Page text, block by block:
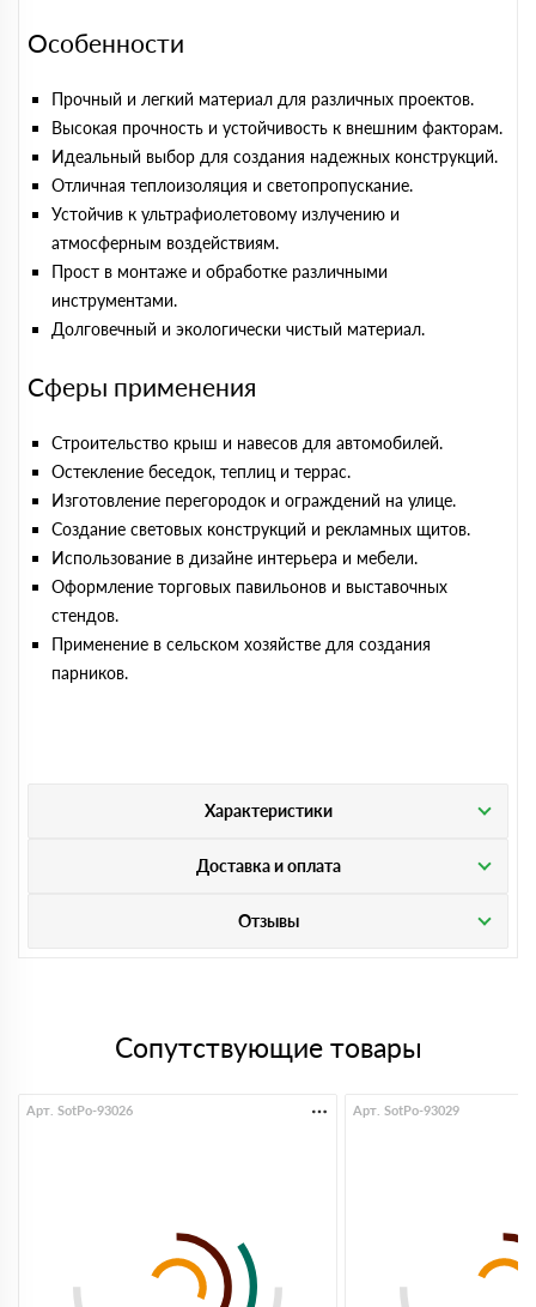
Особенности
Прочный и легкий материал для различных проектов.
Высокая прочность и устойчивость к внешним факторам.
Идеальный выбор для создания надежных конструкций.
Отличная теплоизоляция и светопропускание.
Устойчив к ультрафиолетовому излучению и
атмосферным воздействиям.
Прост в монтаже и обработке различными
инструментами.
Долговечный и экологически чистый материал.
Сферы применения
Строительство крыш и навесов для автомобилей.
Остекление беседок, теплиц и террас.
Изготовление перегородок и ограждений на улице.
Создание световых конструкций и рекламных щитов.
Использование в дизайне интерьера и мебели.
Оформление торговых павильонов и выставочных
стендов.
Применение в сельском хозяйстве для создания
парников.
Характеристики
Доставка и оплата
Отзывы
Сопутствующие товары
Арт. SotPo-93026 Арт. SotPo-93029